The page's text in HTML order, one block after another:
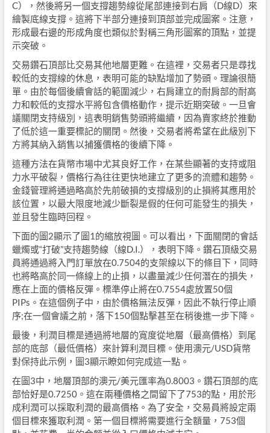
C），然後將另一個支撐趨勢線從尾部連接到右肩（D線D）來
繪製底線支撐。這將下半部分連接到頂部並完成圖案。注意，
形成最右邊的形成角度也類似於對稱三角形圖案的頂點，並提
示突破。
交易鑽石頂部比交易其他地層更難。在這裡，交易者只是尋找
較低的支撐線的休息，表明可能的缺點增加了勢頭。理論很簡
單。由於每個後續會話的範圍減少，右肩建立的耐肩部的耐高
力和較低的支撐水平將包含價格動作，提示近期突破。一旦會
議關閉支持級別，這表明銷售勢頭將繼續，因為賣家終於推動
了低於這一重要標記的關閉。然後，交易者將希望在此級別下
方將其納入銷售以捕獲價格的後續下降。
這種方法在貨幣市場中尤其良好工作，在某些顯著的支持或阻
力水平破裂，價格行為往往更快地建立了更多的流體和趨勢。
金錢管理將通過略高於先前破損的支撐級別的止損將其應用於
該位置，以最大限度地減少斷裂是假的任何可能發生的損失，
並且發生臨時回程。
下面的圖2顯示了圖1的縮放視圖。可以看出，下面關閉的會話
蠟燭或“打破”支持趨勢線（線D.I.），表明下降。鑽石頂級交易
員將通過將入門訂單放在0.7504的支架線以下的條目下，同時
也將略高於同一條線上的止損，以盡量減少任何潛在的損失，
應在上面的價格反彈。標準停止將在0.7554處放置50個
PIPs。在這個例子中，由於價格無法反彈，因此不執行停止順
序;在一個會議之前，落下150個點擊甚至在稍後進一步下降。
最後，利潤目標是通過將地層的寬度從地層（最高價格）到尾
部的底部（最低價格）來計算利潤目標。使用澳元/USD貨幣
對保持此示例，圖3顯示瞭如何完成這一點。
在圖3中，地層頂部的澳元/美元匯率為0.8003。鑽石頂部的底
部恰好是0.7250。這在兩種價格之間留下了753的點，用於形
成利潤可以採取利潤的最高價格。為了安全，交易員將設定兩
個目標來獲取利潤。第一個目標將需要進行全額量，753個